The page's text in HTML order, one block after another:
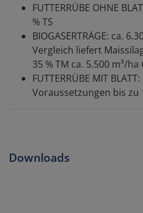
FUTTERRÜBE OHNE
% TS
BIOGASERTRÄGE: ca.
Vergleich liefert
35 % TM ca. 5.500 m³/ha
FUTTERRÜBE MIT
Voraussetzungen bis zu
Downloads